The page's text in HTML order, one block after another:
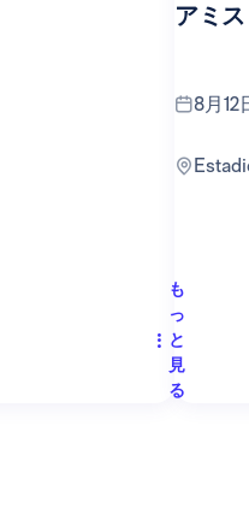
アミ
8月
も
っ
と
見
る